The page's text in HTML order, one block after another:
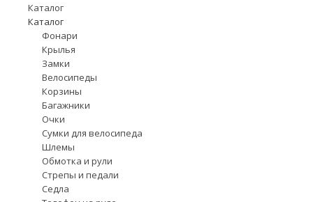
Каталог
Каталог
Фонари
Крылья
Замки
Велосипеды
Корзины
Багажники
Очки
Сумки для велосипеда
Шлемы
Обмотка и рули
Стрепы и педали
Седла